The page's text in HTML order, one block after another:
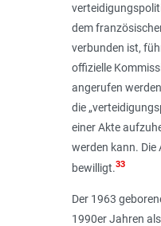
dem
verbunden ist,
offizielle
angerufen
die „
einer Akte
werden kann. Die
bewilligt.33
Der 1963
1990er Jahren